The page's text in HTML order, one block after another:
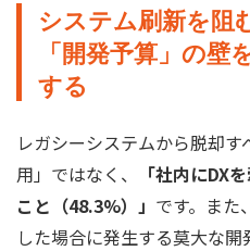
システム刷新を阻
「開発予算」の
する
レガシーシステムから脱却
用」ではなく、
「社内にDX
こと（48.3%）」 です。また
した場合に発生する莫大な